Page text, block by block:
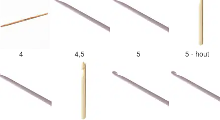
4 4,5 5 5 - hout